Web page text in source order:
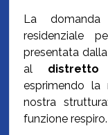
La domanda
residenziale
presentata
al distretto
esprimendo la
nostra
funzione respiro.